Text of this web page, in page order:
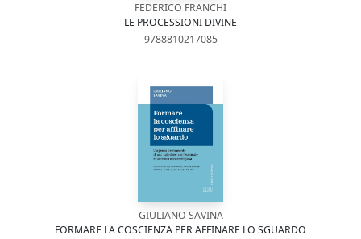
FEDERICO FRANCHI
LE PROCESSIONI DIVINE
9788810217085
GIULIANO SAVINA
FORMARE LA COSCIENZA PER AFFINARE LO SGUARDO